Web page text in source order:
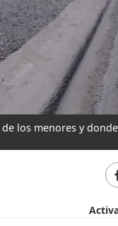
los menores y